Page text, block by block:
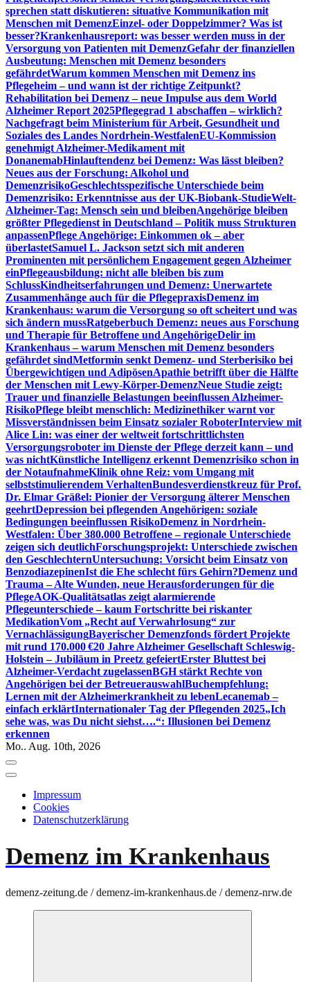
sprechen statt diskutieren: situative Kommunikation mit
Menschen mit DemenzEinzel- oder Doppelzimmer? Was ist
besser?Krankenhausreport: was besser werden muss in der
Versorgung von Patienten mit DemenzGefahr der finanziellen
Ausbeutung: Menschen mit Demenz besonders
gefährdetWarum kommen Menschen mit Demenz ins
Pflegeheim – und wann ist der richtige Zeitpunkt?
Rehabilitation bei Demenz – neue Impulse aus dem World
Alzheimer Report 2025Pflegegrad 1 abschaffen – wirklich?
Nachgefragt beim Ministerium für Arbeit, Gesundheit und
Soziales des Landes Nordrhein-WestfalenEU-Kommission
genehmigt Alzheimer-Medikament mit
DonanemabHinlauftendenz bei Demenz: Was lässt bleiben?
Neues aus der Forschung: Alkohol und
DemenzrisikoGeschlechtsspezifische Unterschiede beim
Demenzrisiko: Erkenntnisse aus der UK-Biobank-StudieWelt-
Alzheimer-Tag: Mensch sein und bleibenAngehörige bleiben
größter Pflegedienst in Deutschland – Politik muss Strukturen
anpassenPflege Angehörige: Einkommen ok – aber
überlastetSamuel L. Jackson setzt sich mit anderen
Prominenten mit persönlichem Engagement gegen Alzheimer
einPflegeausbildung: nicht alle bleiben bis zum
SchlussKindheitserfahrungen und Demenz: Unerwartete
Zusammenhänge auch für die PflegepraxisDemenz im
Krankenhaus: warum die Versorgung so oft scheitert und was
sich ändern mussRatgeberbuch Demenz: neues aus Forschung
und Therapie für Betroffene und AngehörigeDelir im
Krankenhaus – warum Menschen mit Demenz besonders
gefährdet sindMetformin senkt Demenz- und Sterberisiko bei
Übergewichtigen und AdipösenApathie betrifft über die Hälfte
der Menschen mit Lewy-Körper-DemenzNeue Studie zeigt:
Trauer und finanzielle Belastungen beeinflussen Alzheimer-
RisikoPflege bleibt menschlich: Medizinethiker warnt vor
Missverständnissen beim Einsatz sozialer RoboterInterview mit
Alice Lin: was einer der weltweit fortschrittlichsten
Versorgungsroboter im Dienste der Pflege derzeit kann – und
was nichtKünstliche Intelligenz erkennt Demenzrisiko schon in
der NotaufnahmeKlinik ohne Reiz: vom Umgang mit
selbststimulierendem VerhaltenBundesverdienstkreuz für Prof.
Dr. Elmar Gräßel: Pionier der Versorgung älterer Menschen
geehrtDepression bei pflegenden Angehörigen: soziale
Bedingungen beeinflussen RisikoDemenz in Nordrhein-
Westfalen: Über 380.000 Betroffene – regionale Unterschiede
zeigen sich deutlichForschungsprojekt: Unterschiede zwischen
den GeschlechternUntersuchung: Vorsicht beim Einsatz von
BenzodiazepinenIst die Ehe schlecht fürs Gehirn?Demenz und
Trauma – Alte Wunden, neue Herausforderungen für die
PflegeAOK-Qualitätsatlas zeigt alarmierende
Pflegeunterschiede – kaum Fortschritte bei riskanter
MedikationVom „Recht auf Verwahrlosung“ zur
VernachlässigungBayerischer Demenzfonds fördert Projekte
mit rund 170.000 €20 Jahre Alzheimer Gesellschaft Schleswig-
Holstein – Jubiläum in Preetz gefeiertErster Bluttest bei
Alzheimer-Verdacht zugelassenBGH stärkt Rechte von
Angehörigen bei der BetreuerauswahlBuchempfehlung:
Lernen mit der Alzheimerkrankheit zu lebenLecanemab –
einfach erklärtInternationaler Tag der Pflegenden 2025„Ich
sehe was, was Du nicht siehst….“: Illusionen bei Demenz
erkennen
Mo.. Aug. 10th, 2026
Impressum
Cookies
Datenschutzerklärung
Demenz im Krankenhaus
demenz-zeitung.de / demenz-im-krankenhaus.de / demenz-nrw.de